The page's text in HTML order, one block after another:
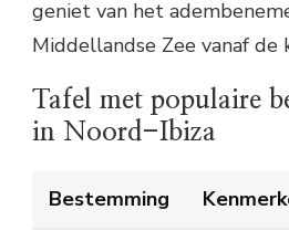
geniet van het
Middellandse Zee vanaf de
Tafel met populaire
in Noord-Ibiza
Bestemming